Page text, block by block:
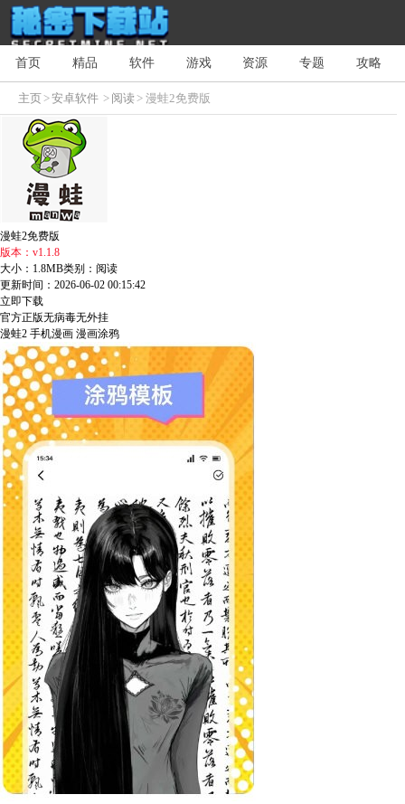
首页 精品 软件 游戏 资源 专题 攻略
主页>安卓软件 > 阅读> 漫蛙2免费版
漫蛙2免费版
版本：v1.1.8
大小：1.8MB类别：阅读
更新时间：2026-06-02 00:15:42
立即下载
官方正版无病毒无外挂
漫蛙2 手机漫画 漫画涂鸦